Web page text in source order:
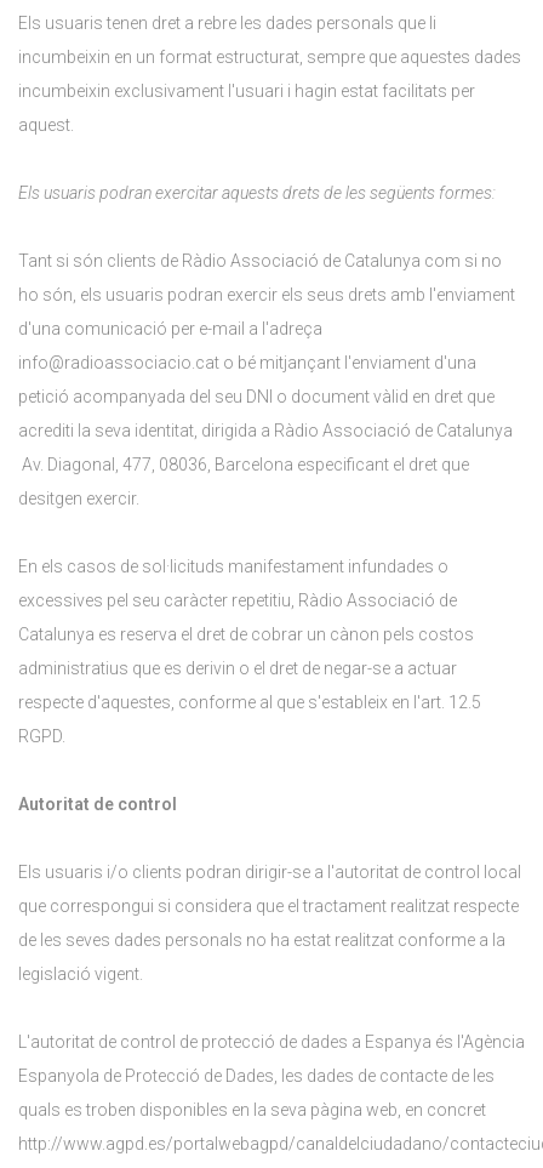
Els usuaris tenen dret a rebre les dades personals que li
incumbeixin en un format estructurat, sempre que aquestes dades
incumbeixin exclusivament l'usuari i hagin estat facilitats per
aquest.
Els usuaris podran exercitar aquests drets de les següents formes:
Tant si són clients de Ràdio Associació de Catalunya com si no
ho són, els usuaris podran exercir els seus drets amb l'enviament
d'una comunicació per e-mail a l'adreça
info@radioassociacio.cat o bé mitjançant l'enviament d'una
petició acompanyada del seu DNI o document vàlid en dret que
acrediti la seva identitat, dirigida a Ràdio Associació de Catalunya
Av. Diagonal, 477, 08036, Barcelona especificant el dret que
desitgen exercir.
En els casos de sol·licituds manifestament infundades o
excessives pel seu caràcter repetitiu, Ràdio Associació de
Catalunya es reserva el dret de cobrar un cànon pels costos
administratius que es derivin o el dret de negar-se a actuar
respecte d'aquestes, conforme al que s'estableix en l'art. 12.5
RGPD.
Autoritat de control
Els usuaris i/o clients podran dirigir-se a l'autoritat de control local
que correspongui si considera que el tractament realitzat respecte
de les seves dades personals no ha estat realitzat conforme a la
legislació vigent.
L'autoritat de control de protecció de dades a Espanya és l'Agència
Espanyola de Protecció de Dades, les dades de contacte de les
quals es troben disponibles en la seva pàgina web, en concret
http://www.agpd.es/portalwebagpd/canaldelciudadano/